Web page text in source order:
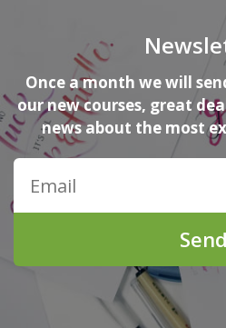
Once a month we will
our new courses, great
news about the most
Send